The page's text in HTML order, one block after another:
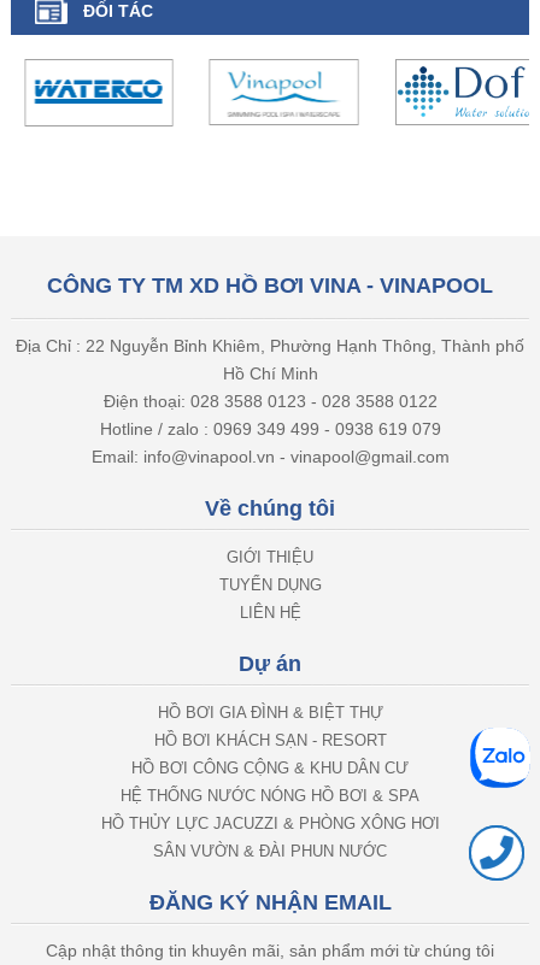
ĐỐI TÁC
CÔNG TY TM XD HỒ BƠI VINA - VINAPOOL
Địa Chỉ : 22 Nguyễn Bỉnh Khiêm, Phường Hạnh Thông, Thành phố
Hồ Chí Minh
Điện thoại: 028 3588 0123 - 028 3588 0122
Hotline / zalo : 0969 349 499 - 0938 619 079
Email: info@vinapool.vn - vinapool@gmail.com
Về chúng tôi
GIỚI THIỆU
TUYỂN DỤNG
LIÊN HỆ
Dự án
HỒ BƠI GIA ĐÌNH & BIỆT THỰ
HỒ BƠI KHÁCH SẠN - RESORT
HỒ BƠI CÔNG CỘNG & KHU DÂN CƯ
HỆ THỐNG NƯỚC NÓNG HỒ BƠI & SPA
HỒ THỦY LỰC JACUZZI & PHÒNG XÔNG HƠI
SÂN VƯỜN & ĐÀI PHUN NƯỚC
ĐĂNG KÝ NHẬN EMAIL
Cập nhật thông tin khuyên mãi, sản phẩm mới từ chúng tôi